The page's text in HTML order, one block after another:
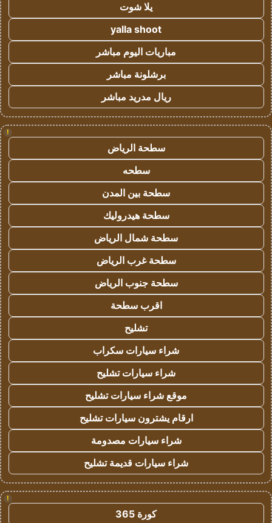
يلا شوت
yalla shoot
مباريات اليوم مباشر
برشلونة مباشر
ريال مدريد مباشر
!
سطحة الرياض
سطحه
سطحة بين المدن
سطحة هيدروليك
سطحة شمال الرياض
سطحة غرب الرياض
سطحة جنوب الرياض
اقرب سطحة
تشليح
شراء سيارات سكراب
شراء سيارات تشليح
موقع شراء سيارات تشليح
ارقام يشترون سيارات تشليح
شراء سيارات مصدومة
شراء سيارات قديمة تشليح
!
كورة 365